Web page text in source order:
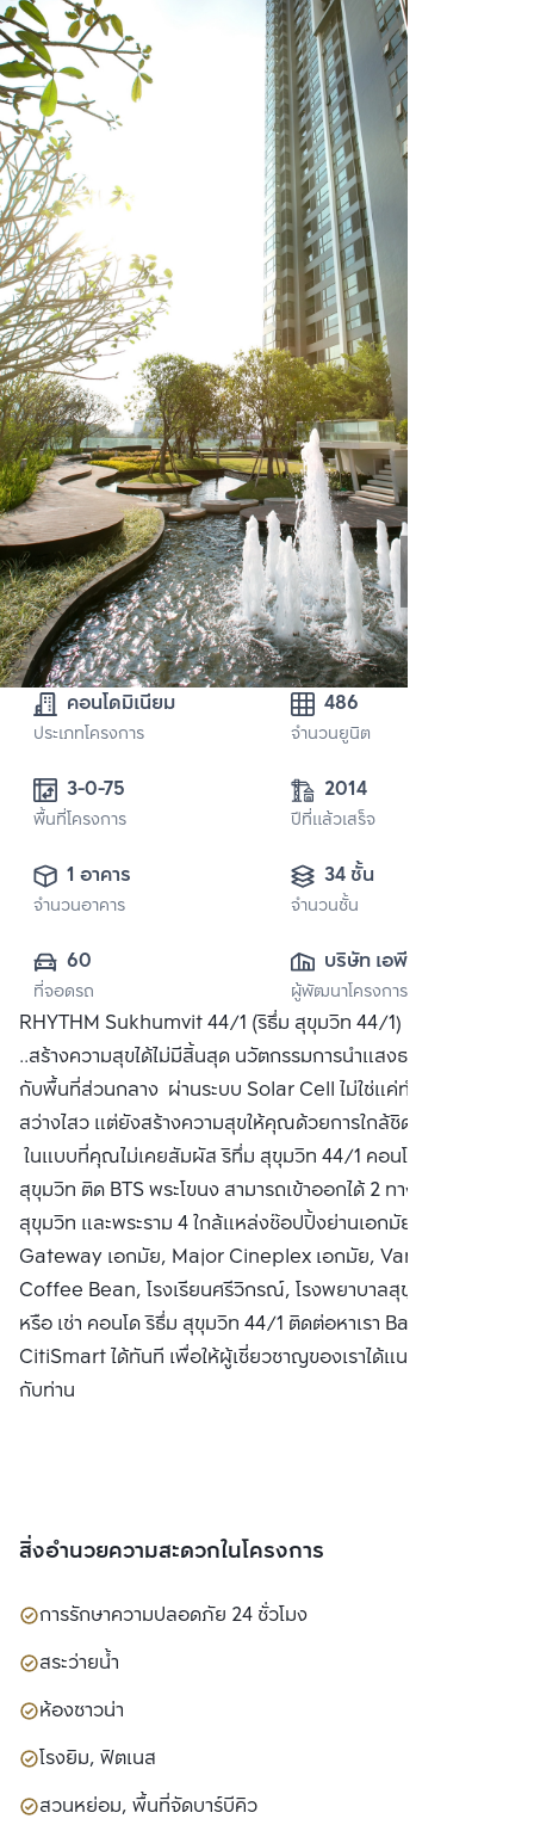
คอนโดมิเนียม
ประเภทโครงการ
486
จำนวนยูนิต
3-0-75
พื้นที่โครงการ
2014
ปีที่แล้วเสร็จ
1 อาคาร
จำนวนอาคาร
34 ชั้น
จำนวนชั้น
60
ที่จอดรถ
บริษัท เอพี (ไทย
แลนด์)
จำกัด(มหาชน)
ผู้พัฒนาโครงการ
RHYTHM Sukhumvit 44/1 (ริธึ่ม สุขุมวิท 44/1) ธรรมชาติ
..สร้างความสุขได้ไม่มีสิ้นสุด นวัตกรรมการนำแสงธรรมชาติมาใช้
กับพื้นที่ส่วนกลาง ผ่านระบบ Solar Cell ไม่ใช่แค่ทำให้ชีวิต
สว่างไสว แต่ยังสร้างความสุขให้คุณด้วยการใกล้ชิดธรรมชาติ
ในแบบที่คุณไม่เคยสัมผัส ริทึ่ม สุขุมวิท 44/1 คอนโดหรู ริมถนน
สุขุมวิท ติด BTS พระโขนง สามารถเข้าออกได้ 2 ทาง ทั้งเส้นถนน
สุขุมวิท และพระราม 4 ใกล้แหล่งช๊อปปิ้งย่านเอกมัย เช่น
Gateway เอกมัย, Major Cineplex เอกมัย, Vanilla,
Coffee Bean, โรงเรียนศรีวิกรณ์, โรงพยาบาลสุขุมวิท ซื้อ ขาย
หรือ เช่า คอนโด ริธึ่ม สุขุมวิท 44/1 ติดต่อหาเรา Bangkok
CitiSmart ได้ทันที เพื่อให้ผู้เชี่ยวชาญของเราได้แนะนำคอนโดให้
กับท่าน
สิ่งอำนวยความสะดวกในโครงการ
การรักษาความปลอดภัย 24 ชั่วโมง
สระว่ายน้ำ
ห้องซาวน่า
โรงยิม, ฟิตเนส
สวนหย่อม, พื้นที่จัดบาร์บีคิว